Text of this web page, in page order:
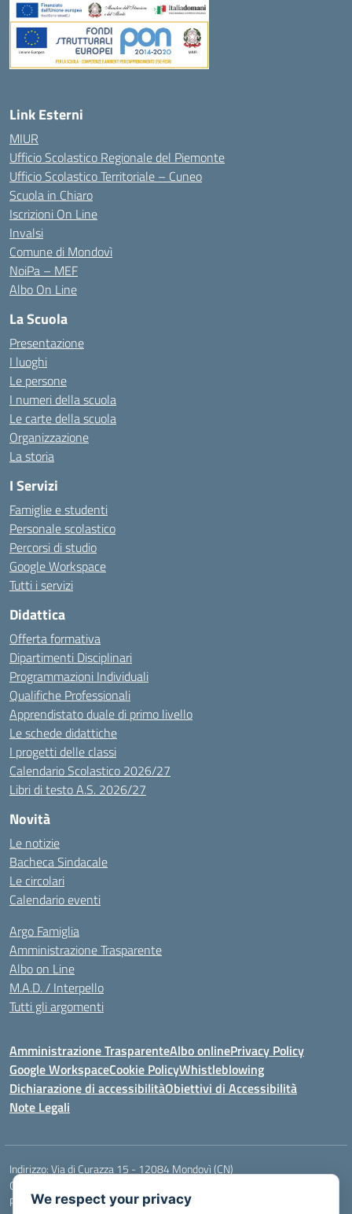
Link Esterni
MIUR
Ufficio Scolastico Regionale del Piemonte
Ufficio Scolastico Territoriale – Cuneo
Scuola in Chiaro
Iscrizioni On Line
Invalsi
Comune di Mondovì
NoiPa – MEF
Albo On Line
La Scuola
Presentazione
I luoghi
Le persone
I numeri della scuola
Le carte della scuola
Organizzazione
La storia
I Servizi
Famiglie e studenti
Personale scolastico
Percorsi di studio
Google Workspace
Tutti i servizi
Didattica
Offerta formativa
Dipartimenti Disciplinari
Programmazioni Individuali
Qualifiche Professionali
Apprendistato duale di primo livello
Le schede didattiche
I progetti delle classi
Calendario Scolastico 2026/27
Libri di testo A.S. 2026/27
Novità
Le notizie
Bacheca Sindacale
Le circolari
Calendario eventi
Argo Famiglia
Amministrazione Trasparente
Albo on Line
M.A.D. / Interpello
Tutti gli argomenti
Amministrazione TrasparenteAlbo onlinePrivacy Policy
Google WorkspaceCookie PolicyWhistleblowing
Dichiarazione di accessibilitàObiettivi di Accessibilità
Note Legali
Indirizzo:Via di Curazza 15 - 12084 Mondovì (CN)
Centralino:
Posta elettronica certificata (PEC):cnis02900p@pec.istruzione.it
We respect your privacy